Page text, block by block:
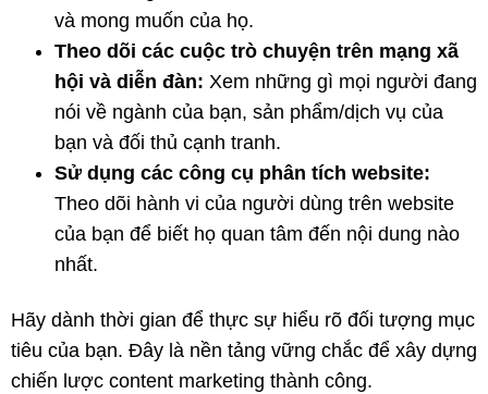
và mong muốn của họ.
Theo dõi các cuộc trò chuyện trên mạng xã
hội và diễn đàn: Xem những gì mọi người đang
nói về ngành của bạn, sản phẩm/dịch vụ của
bạn và đối thủ cạnh tranh.
Sử dụng các công cụ phân tích website:
Theo dõi hành vi của người dùng trên website
của bạn để biết họ quan tâm đến nội dung nào
nhất.
Hãy dành thời gian để thực sự hiểu rõ đối tượng mục
tiêu của bạn. Đây là nền tảng vững chắc để xây dựng
chiến lược content marketing thành công.